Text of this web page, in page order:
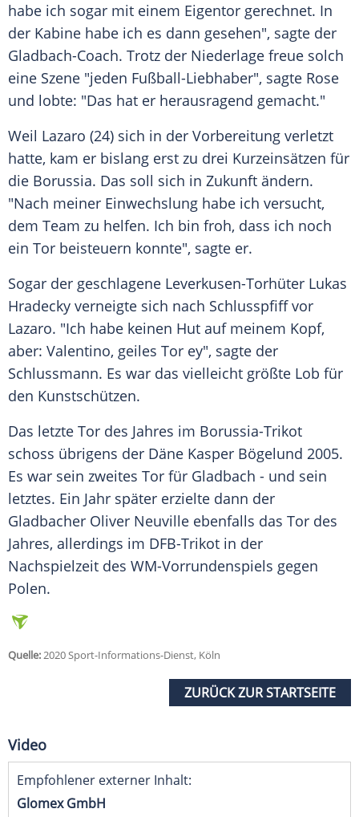
habe ich sogar mit einem Eigentor gerechnet. In
der Kabine habe ich es dann gesehen", sagte der
Gladbach-Coach. Trotz der Niederlage freue solch
eine Szene "jeden Fußball-Liebhaber", sagte Rose
und lobte: "Das hat er herausragend gemacht."
Weil Lazaro (24) sich in der Vorbereitung verletzt
hatte, kam er bislang erst zu drei Kurzeinsätzen für
die Borussia. Das soll sich in Zukunft ändern.
"Nach meiner Einwechslung habe ich versucht,
dem Team zu helfen. Ich bin froh, dass ich noch
ein Tor beisteuern konnte", sagte er.
Sogar der geschlagene Leverkusen-Torhüter Lukas
Hradecky verneigte sich nach Schlusspfiff vor
Lazaro. "Ich habe keinen Hut auf meinem Kopf,
aber: Valentino, geiles Tor ey", sagte der
Schlussmann. Es war das vielleicht größte Lob für
den Kunstschützen.
Das letzte Tor des Jahres im Borussia-Trikot
schoss übrigens der Däne Kasper Bögelund 2005.
Es war sein zweites Tor für Gladbach - und sein
letztes. Ein Jahr später erzielte dann der
Gladbacher Oliver Neuville ebenfalls das Tor des
Jahres, allerdings im DFB-Trikot in der
Nachspielzeit des WM-Vorrundenspiels gegen
Polen.
Quelle:2020 Sport-Informations-Dienst, Köln
ZURÜCK ZUR STARTSEITE
Video
Empfohlener externer Inhalt:
Glomex GmbH